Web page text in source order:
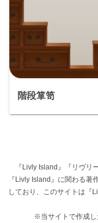
階段箪笥
『Livly Island』『リヴリ
『Livly Island』に関わる著
しており、このサイトは『
※当サイトで作成し